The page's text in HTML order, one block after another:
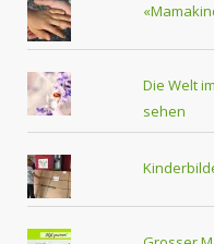
Die Welt
sehen